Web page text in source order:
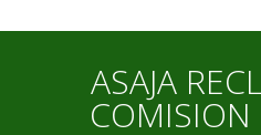
ASAJA
COMISION